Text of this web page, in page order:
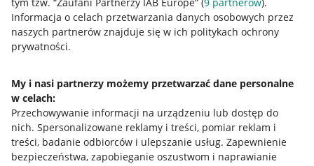
Informacja o celach przetwarzania danych osobowych przez
naszych partnerów znajduje się w ich politykach ochrony
prywatności.
My i nasi partnerzy możemy przetwarzać dane personalne
w celach:
Przechowywanie informacji na urządzeniu lub dostęp do
nich. Spersonalizowane reklamy i treści, pomiar reklam i
treści, badanie odbiorców i ulepszanie usług. Zapewnienie
bezpieczeństwa, zapobieganie oszustwom i naprawianie
Przydatne informacje
Jak to działa
Allegro Gadane dla sprzedających
Allegro Gadane dla kupujących
Mapa miejscowości